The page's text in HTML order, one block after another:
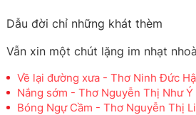
Dẫu đời chỉ những khát thèm
Vẫn xin một chút lặng im nhạt
Về lại đường xưa - Thơ Ninh Đức
Nắng sớm - Thơ Nguyễn Thị Như Ý
Bóng Ngự Cầm - Thơ Nguyễn Thị